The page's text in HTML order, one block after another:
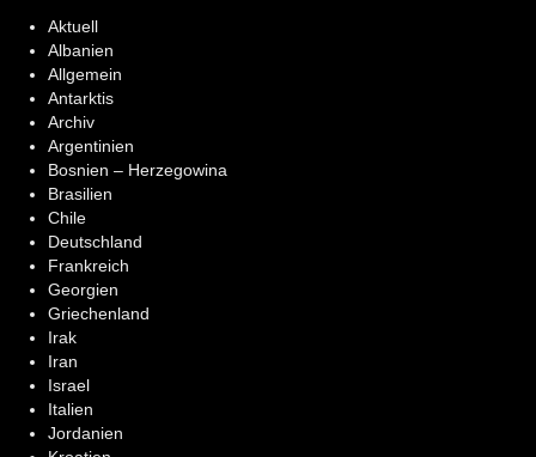
Aktuell
Albanien
Allgemein
Antarktis
Archiv
Argentinien
Bosnien – Herzegowina
Brasilien
Chile
Deutschland
Frankreich
Georgien
Griechenland
Irak
Iran
Israel
Italien
Jordanien